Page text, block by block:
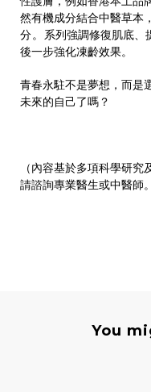
然有機成分結合中醫草本
分。 系列強調修復肌底、
後一步強化凍齡效果。
青春永駐不是夢想，而是
未來的自己了嗎？
（內容基於多項科學研
請諮詢專業醫生或中醫師。
You